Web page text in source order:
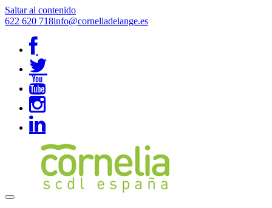
Saltar al contenido
622 620 718info@corneliadelange.es